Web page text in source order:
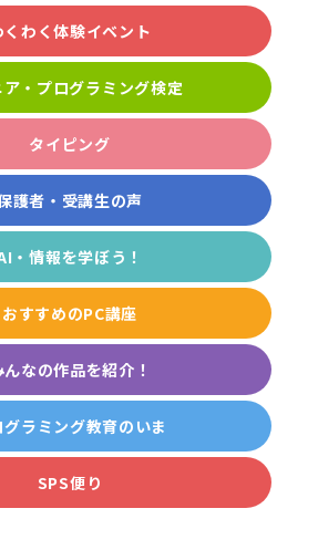
くわく体験イベント
ア・プログラミング検定
タイピング
護者・受講生の声
・情報を学ぼう！
おすすめのPC講座
んなの作品を紹介！
グラミング教育のいま
SPS便り